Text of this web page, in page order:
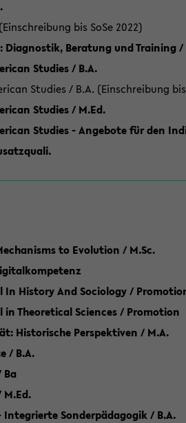
bis SoSe 2022)
Diagnostik, Beratung und Training /
Studies / B.A.
Studies / B.A. (Einschreibung bis
Studies / M.Ed.
Studies - Angebote für den
to Evolution / M.Sc.
In History And Sociology /
in Theoretical Sciences / Promotion
Historische Perspektiven / M.A.
/ B.A.
Ba
Integrierte Sonderpädagogik / B.A.